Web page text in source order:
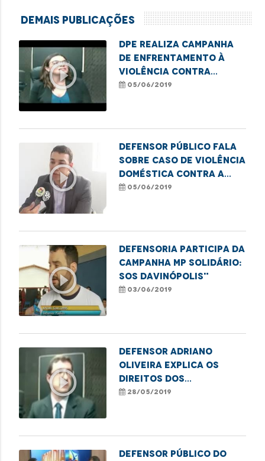
Demais Publicações
play_circle_outline
DPE realiza campanha
de enfrentamento à
violência contra
pessoa idosa
05/06/2019
play_circle_outline
Defensor público fala
sobre caso de violência
doméstica contra a
mulher
05/06/2019
play_circle_outline
Defensoria participa da
campanha MP Solidário:
SOS Davinópolis"
03/06/2019
play_circle_outline
Defensor Adriano
Oliveira explica os
direitos dos
consumidores
28/05/2019
Defensor público do